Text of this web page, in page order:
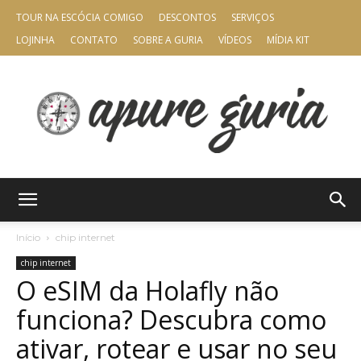
TOUR NA ESCÓCIA COMIGO DESCONTOS
SERVIÇOS
LOJINHA
CONTATO SOBRE A GURIA VÍDEOS MÍDIA KIT
Guria
Início chip internet
chip internet
O eSIM da Holafly não
funciona? Descubra como
ativar, rotear e usar no seu